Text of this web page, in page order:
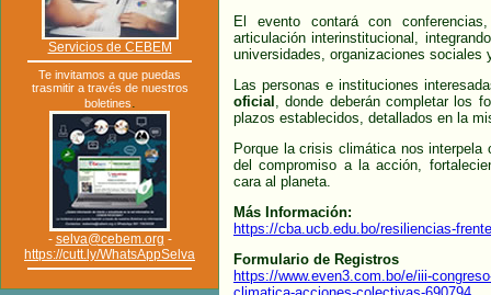
Servicios de CEBEM
Te invitamos a que puedas
trasmitir a través de nuestros
boletines.
- selva@cebem.org -
https://cutt.ly/WhatsAppSelva
El evento contará con
articulación interinstitucional,
universidades, organizaciones sociales
Las personas e instituciones
oficial , donde deberán completar los
plazos establecidos, detallados en la
Porque la crisis climática nos
del compromiso a la acción,
cara al planeta.
Más Información:
https://cba.ucb.edu.bo/resiliencias-
Formulario de Registros
https://www.even3.com.bo/e/iii-